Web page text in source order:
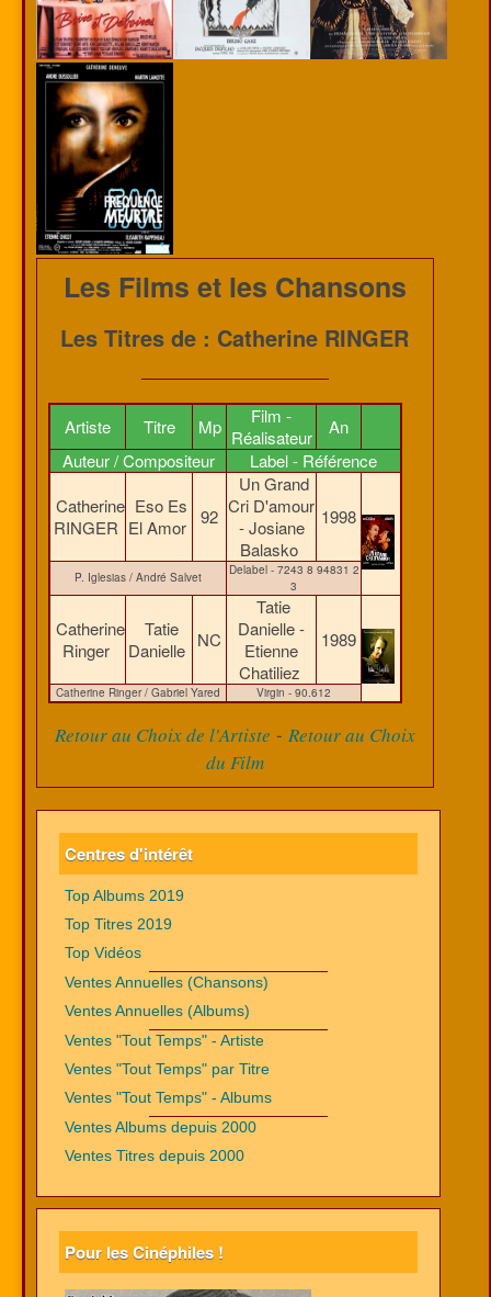
Les Films et les Chansons
Les Titres de : Catherine RINGER
Artiste Titre Mp
Film -
Réalisateur
An
Auteur / Compositeur
Label - Référence
Catherine
RINGER
Eso Es
El Amor
92
Un Grand
Cri D'amour
- Josiane
Balasko
1998
P. Iglesias / André Salvet
Delabel - 7243 8 94831 2
3
Catherine
Ringer
Tatie
Danielle NC
Tatie
Danielle -
Etienne
Chatiliez
1989
Catherine Ringer / Gabriel Yared Virgin - 90.612
Retour au Choix de l'Artiste - Retour au Choix
du Film
Centres d'intérêt
Top Albums 2019
Top Titres 2019
Top Vidéos
Ventes Annuelles (Chansons)
Ventes Annuelles (Albums)
Ventes "Tout Temps" - Artiste
Ventes "Tout Temps" par Titre
Ventes "Tout Temps" - Albums
Ventes Albums depuis 2000
Ventes Titres depuis 2000
Pour les Cinéphiles !